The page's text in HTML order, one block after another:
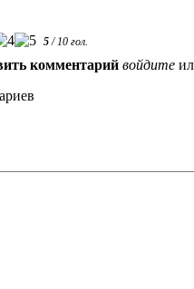
5/10 гол.
комментарий войдите